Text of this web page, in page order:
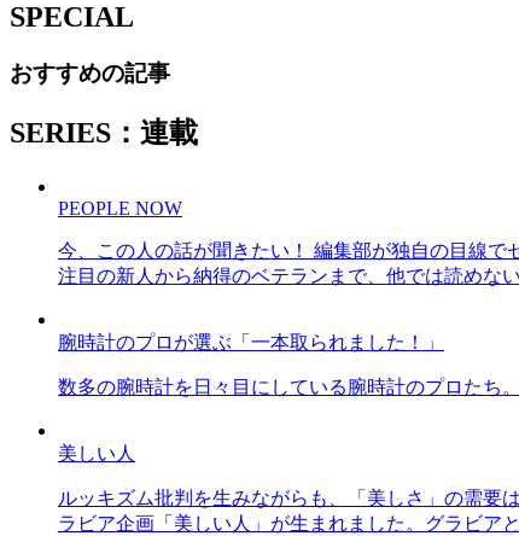
SPECIAL
おすすめの記事
SERIES：連載
PEOPLE NOW
今、この人の話が聞きたい！ 編集部が独自の目線で
注目の新人から納得のベテランまで、他では読めな
腕時計のプロが選ぶ「一本取られました！」
数多の腕時計を日々目にしている腕時計のプロたち
美しい人
ルッキズム批判を生みながらも、「美しさ」の需要
ラビア企画「美しい人」が生まれました。グラビア